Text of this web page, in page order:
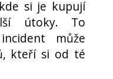
si je kupují
útoky. To
může
kteří si od té